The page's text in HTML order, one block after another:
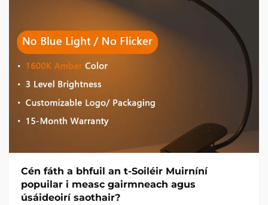
Cén fáth a bhfuil an t-Soiléir Muirníní
popuilar i measc gairmneach agus
úsáideoirí saothair?